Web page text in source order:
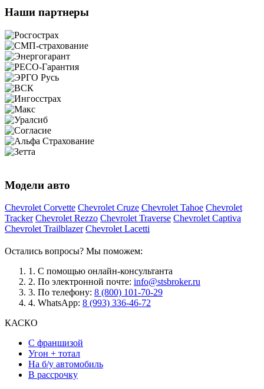
Наши партнеры
Модели авто
Chevrolet Corvette Chevrolet Cruze Chevrolet Tahoe Chevrolet
Tracker Chevrolet Rezzo Chevrolet Traverse Chevrolet Captiva
Chevrolet Trailblazer Chevrolet Lacetti
Остались вопросы? Мы поможем:
1. С помощью онлайн-консультанта
2. По электронной почте: info@stsbroker.ru
3. По телефону: 8 (800) 101-70-29
4. WhatsApp: 8 (993) 336-46-72
КАСКО
С франшизой
Угон + тотал
На б/у автомобиль
В рассрочку